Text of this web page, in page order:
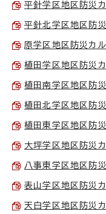
平針学区地区防災
平針北学区地区防
原学区地区防災カ
植田学区地区防災
植田南学区地区防
植田北学区地区防
植田東学区地区防
大坪学区地区防災
八事東学区地区防
表山学区地区防災
天白学区地区防災